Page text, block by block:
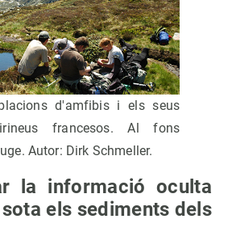
d'amfibis i els seus
francesos. Al fons
Autor: Dirk Schmeller.
la informació oculta
els sediments dels